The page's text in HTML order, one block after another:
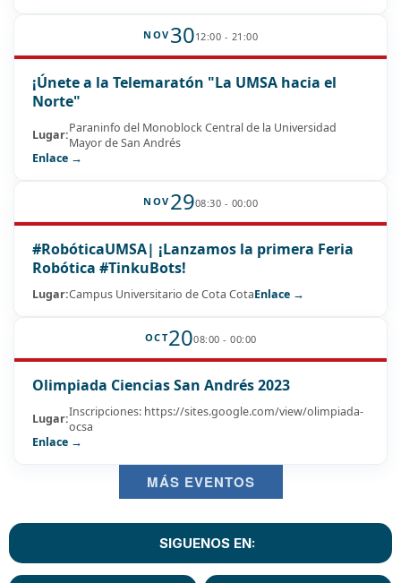
NOV 3012:00 - 21:00
¡Únete a la Telemaratón "La UMSA hacia el
Norte"
Lugar:Paraninfo del Monoblock Central de la Universidad
Mayor de San Andrés
Enlace →
NOV 2908:30 - 00:00
#RobóticaUMSA| ¡Lanzamos la primera Feria
Robótica #TinkuBots!
Lugar:Campus Universitario de Cota CotaEnlace →
OCT2008:00 - 00:00
Olimpiada Ciencias San Andrés 2023
Lugar:Inscripciones: https://sites.google.com/view/olimpiada-
ocsa
Enlace →
MÁS EVENTOS
SIGUENOS EN: